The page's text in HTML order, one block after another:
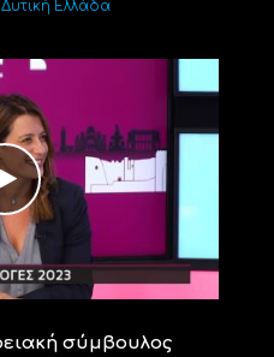
Δυτική Ελλάδα
σύμβουλος